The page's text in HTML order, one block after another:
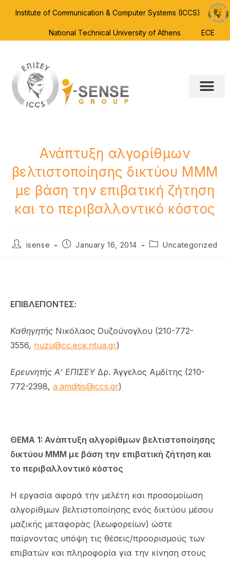
Institute of Communication & Computer Systems (ICCS)
National Technical University of Athens ECE
Ανάπτυξη αλγορίθμων
βελτιστοποίησης δικτύου ΜΜΜ
με βάση την επιβατική ζήτηση
και το περιβαλλοντικό κόστος
isense January 16, 2014 Uncategorized
ΕΠΙΒΛΕΠΟΝΤΕΣ:
Καθηγητής Νικόλαος Ουζούνογλου (210-772-
3556, nuzu@cc.ece.ntua.gr)
Ερευνητής Α’ ΕΠΙΣΕΥΔρ. Άγγελος Αμδίτης (210-
772-2398, a.amditis@iccs.gr)
ΘΕΜΑ 1: Ανάπτυξη αλγορίθμων βελτιστοποίησης
δικτύου ΜΜΜ με βάση την επιβατική ζήτηση και
το περιβαλλοντικό κόστος
Η εργασία αφορά την μελέτη και προσομοίωση
αλγορίθμων βελτιστοποίησης ενός δικτύου μέσου
μαζικής μεταφοράς (λεωφορείων) ώστε
παίρνοντας υπόψη τις θέσεις/προορισμούς των
επιβατών και πληροφορία για την κίνηση στους